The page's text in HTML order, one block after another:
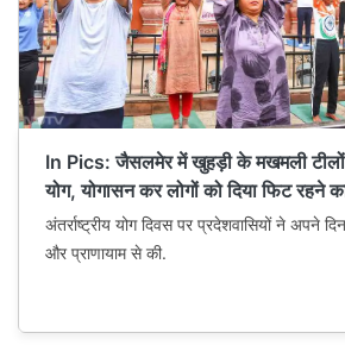
In Pics: जैसलमेर में खुहड़ी के मखमली टीलों
योग, योगासन कर लोगों को दिया फिट रहने
अंतर्राष्ट्रीय योग दिवस पर प्रदेशवासियों ने
और प्राणायाम से की.